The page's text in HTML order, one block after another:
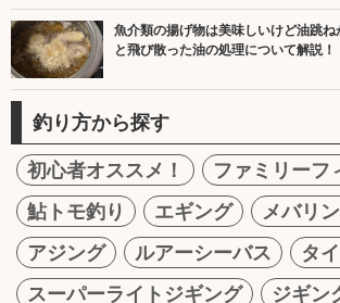
魚介類の揚げ物は美味しいけど油跳
と飛び散った油の処理について解説！
釣り方から探す
初心者オススメ！
ファミリーフ
鮎トモ釣り
エギング
メバリ
アジング
ルアーシーバス
タ
スーパーライトジギング
ジギン